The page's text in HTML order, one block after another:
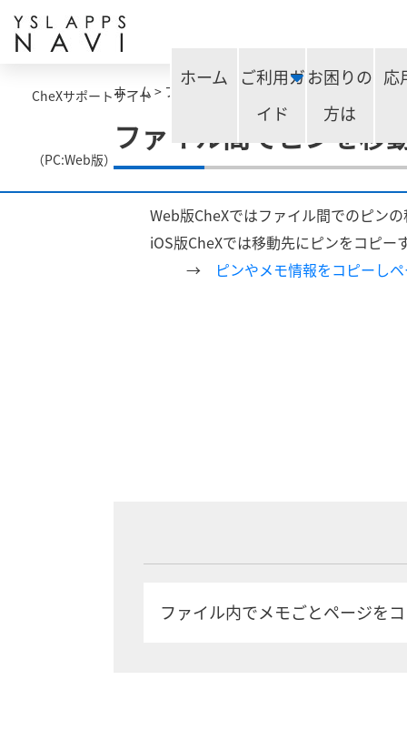
CheXサポートサイト
（PC:Web版）
ホーム
ご利用ガ
イド
お困りの
方は
応
ホーム > ファイル間でピンを移動したい場合は
ファイル間でピンを移
Web版CheXではファイル間でのピン
iOS版CheXでは移動先にピンをコピー
→
ピンやメモ情報をコピーし
ファイル内でメモごとページを